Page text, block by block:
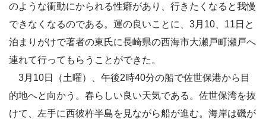
のような衝動にかられる性癖があり、行きたくなると我慢
できなくなるのである。運の良いことに、3月10、11日と
泊まりがけで著者の東氏に長崎県の西海市大瀬戸町瀬戸へ
連れて行ってもらうことができた。
3月10日（土曜）、午後2時40分の船で佐世保港から目
的地へと向かう。春らしい良い天気である。佐世保湾を抜
けて、左手に西彼杵半島を見ながら船が進む。海岸は磯が